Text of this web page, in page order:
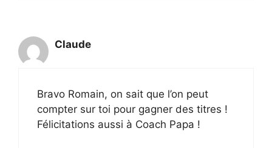
Claude
Bravo Romain, on sait que l’on peut
compter sur toi pour gagner des titres !
Félicitations aussi à Coach Papa !